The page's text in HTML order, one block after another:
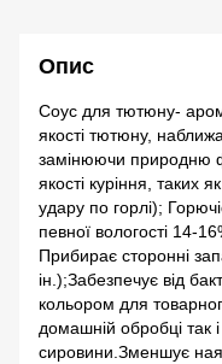
Опис
Соус для тютюну-
якості тютюну,
замінюючи природню
якості куріння, таких
удару по горлі);
певної вологості 14-
Прибирає сторонні
ін.);Забезпечує від
кольором для
домашній обробці так
сировини.Зменшує